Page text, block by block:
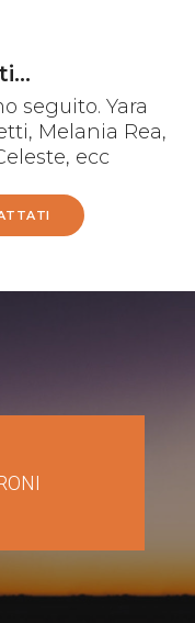
seguito. Yara
Melania Rea,
ecc